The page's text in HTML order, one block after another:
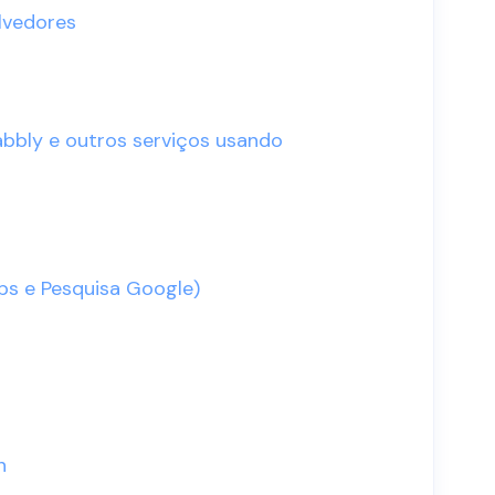
e outros serviços usando
e Pesquisa Google)